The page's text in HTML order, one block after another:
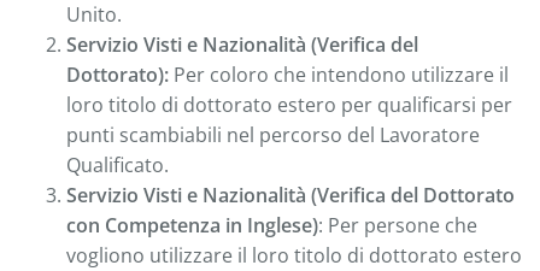
Unito.
Servizio Visti e Nazionalità (Verifica del
Dottorato): Per coloro che intendono utilizzare il
loro titolo di dottorato estero per qualificarsi per
punti scambiabili nel percorso del Lavoratore
Qualificato.
Servizio Visti e Nazionalità (Verifica del Dottorato
con Competenza in Inglese): Per persone che
vogliono utilizzare il loro titolo di dottorato estero